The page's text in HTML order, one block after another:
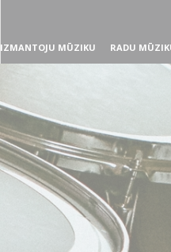
IZMANTOJU MŪZIKU RADU